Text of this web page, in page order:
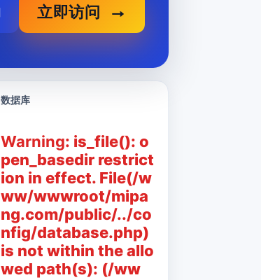
立即访问
数据库
Warning: is_file(): o
pen_basedir restrict
ion in effect. File(/w
ww/wwwroot/mipa
ng.com/public/../co
nfig/database.php)
is not within the allo
wed path(s): (/ww